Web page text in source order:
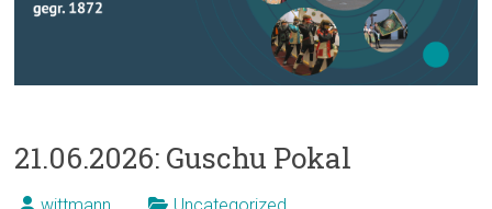
21.06.2026: Guschu Pokal